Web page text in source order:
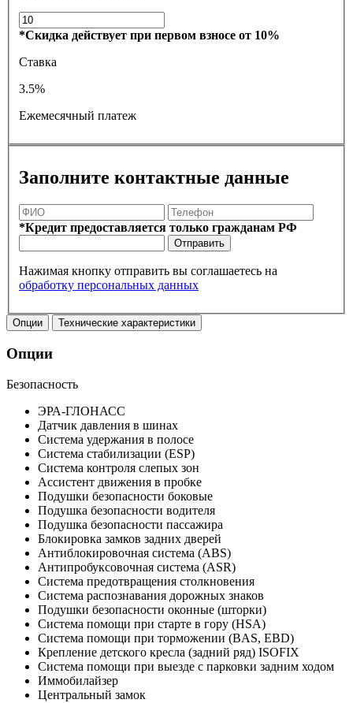
*Скидка действует при первом взносе от 10%
Ставка
3.5%
Ежемесячный платеж
Заполните контактные данные
*Кредит предоставляется только гражданам РФ
Отправить
Нажимая кнопку отправить вы соглашаетесь на
обработку персональных данных
Опции Технические характеристики
Опции
Безопасность
ЭРА-ГЛОНАСС
Датчик давления в шинах
Система удержания в полосе
Система стабилизации (ESP)
Система контроля слепых зон
Ассистент движения в пробке
Подушки безопасности боковые
Подушка безопасности водителя
Подушка безопасности пассажира
Блокировка замков задних дверей
Антиблокировочная система (ABS)
Антипробуксовочная система (ASR)
Система предотвращения столкновения
Система распознавания дорожных знаков
Подушки безопасности оконные (шторки)
Система помощи при старте в гору (HSA)
Система помощи при торможении (BAS, EBD)
Крепление детского кресла (задний ряд) ISOFIX
Система помощи при выезде с парковки задним ходом
Иммобилайзер
Центральный замок